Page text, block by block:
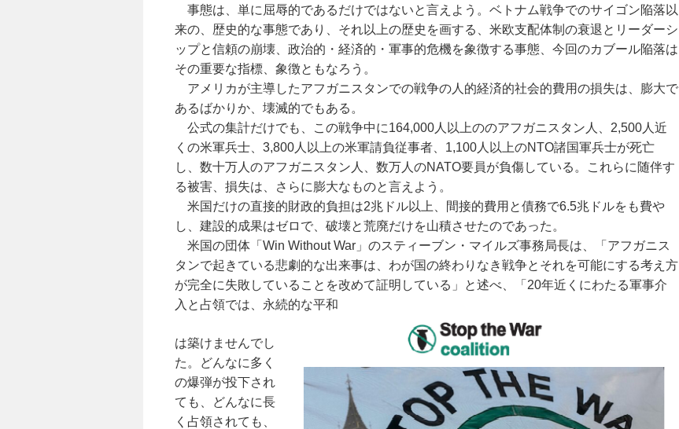
事態は、単に屈辱的であるだけではないと言えよう。ベトナム戦争でのサイゴン陥落以
来の、歴史的な事態であり、それ以上の歴史を画する、米欧支配体制の衰退とリーダーシ
ップと信頼の崩壊、政治的・経済的・軍事的危機を象徴する事態、今回のカブール陥落は
その重要な指標、象徴ともなろう。
アメリカが主導したアフガニスタンでの戦争の人的経済的社会的費用の損失は、膨大で
あるばかりか、壊滅的でもある。
公式の集計だけでも、この戦争中に164,000人以上ののアフガニスタン人、2,500人近
くの米軍兵士、3,800人以上の米軍請負従事者、1,100人以上のNTO諸国軍兵士が死亡
し、数十万人のアフガニスタン人、数万人のNATO要員が負傷している。これらに随伴す
る被害、損失は、さらに膨大なものと言えよう。
米国だけの直接的財政的負担は2兆ドル以上、間接的費用と債務で6.5兆ドルをも費や
し、建設的成果はゼロで、破壊と荒廃だけを山積させたのであった。
米国の団体「Win Without War」のスティーブン・マイルズ事務局長は、「アフガニス
タンで起きている悲劇的な出来事は、わが国の終わりなき戦争とそれを可能にする考え方
が完全に失敗していることを改めて証明している」と述べ、「20年近くにわたる軍事介
入と占領では、永続的な平和
は築けませんでし
た。どんなに多く
の爆弾が投下され
ても、どんなに長
く占領されても、